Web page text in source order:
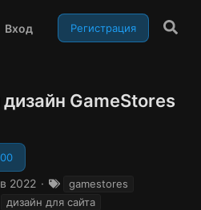
Вход Регистрация
GameStores
2022
Т
е
gamestores
дизайн для сайта